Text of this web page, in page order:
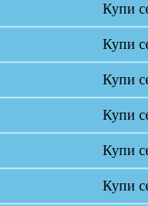
Купи
Купи
Купи
Купи
Купи
Купи